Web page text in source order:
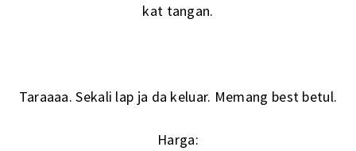
kat tangan.
Taraaaa. Sekali lap ja da keluar. Memang best betul.
Harga: